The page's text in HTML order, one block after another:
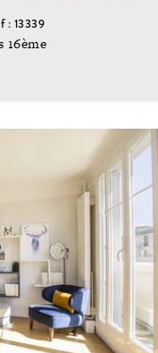
: 13339
16ème